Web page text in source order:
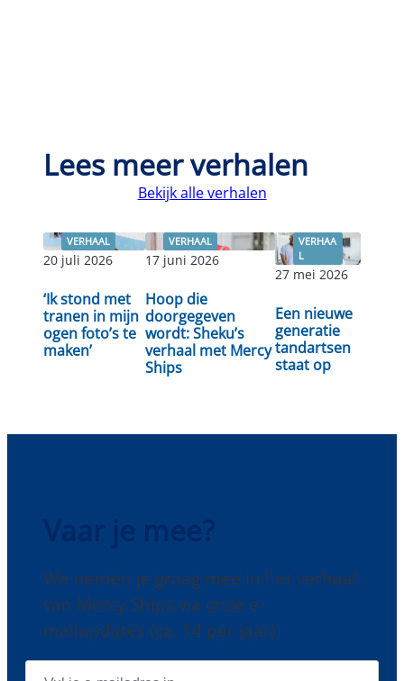
Lees meer verhalen
Bekijk alle verhalen
VERHAAL
20 juli 2026
‘Ik stond met
tranen in mijn
ogen foto’s te
maken’
Lees verder
VERHAAL
17 juni 2026
Hoop die
doorgegeven
wordt: Sheku’s
verhaal met Mercy
Ships
Lees verder
VERHAA
L
27 mei 2026
Een nieuwe
generatie
tandartsen
staat op
verder
We nemen je graag mee in het verhaal
van Mercy Ships via onze e-
mailupdates (ca. 14 per jaar).
E